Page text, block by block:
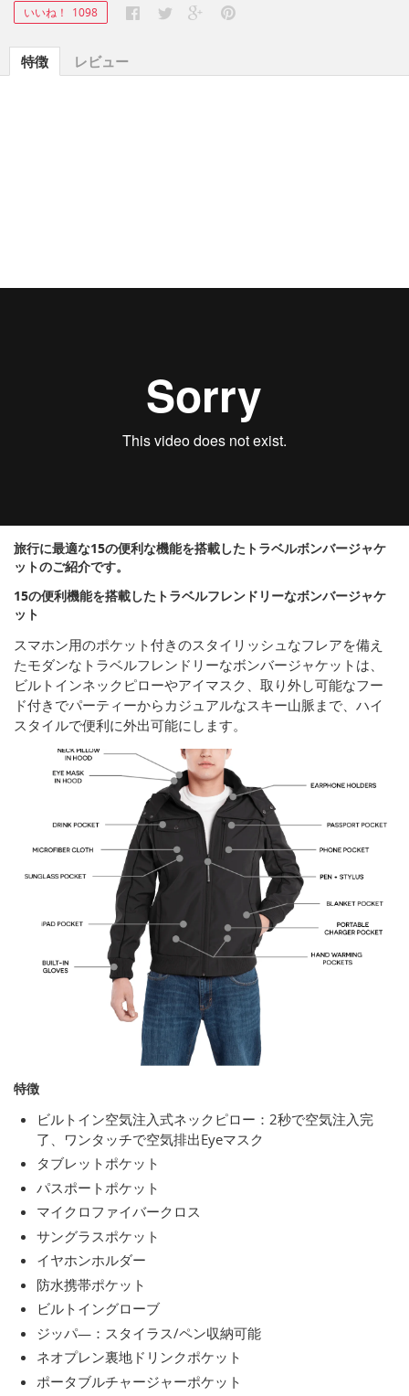
いいね！
1098
特徴 レビュー
旅行に最適な15の便利な機能を搭載したトラベルボンバージャケ
ットのご紹介です。
15の便利機能を搭載したトラベルフレンドリーなボンバージャケ
ット
スマホン用のポケット付きのスタイリッシュなフレアを備え
たモダンなトラベルフレンドリーなボンバージャケットは、
ビルトインネックピローやアイマスク、取り外し可能なフー
ド付きでパーティーからカジュアルなスキー山脈まで、ハイ
スタイルで便利に外出可能にします。
特徴
ビルトイン空気注入式ネックピロー：2秒で空気注入完
了、ワンタッチで空気排出Eyeマスク
タブレットポケット
パスポートポケット
マイクロファイバークロス
サングラスポケット
イヤホンホルダー
防水携帯ポケット
ビルトイングローブ
ジッパ―：スタイラス/ペン収納可能
ネオプレン裏地ドリンクポケット
ポータブルチャージャーポケット